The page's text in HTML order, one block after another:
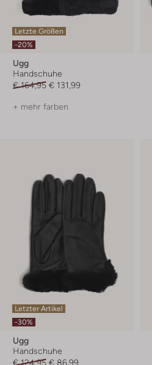
Letzte Größen
-20%
Ugg
Handschuhe
€ 164,95 € 131,99
+ mehr farben
Letzter Artikel
-30%
Ugg
Handschuhe
€ 124,95 € 86,99